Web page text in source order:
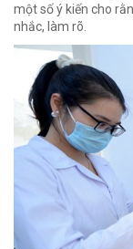
một số ý kiến cho
nhắc, làm rõ.